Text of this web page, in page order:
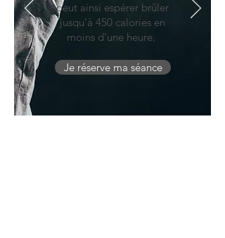
peut ainsi espérer brûler
jusqu’à 450 calories en
moins d’une heure.
Je réserve ma séance